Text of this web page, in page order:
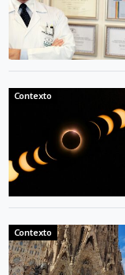
Contexto
Contexto